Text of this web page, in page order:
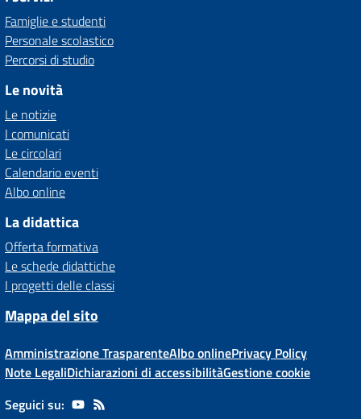
Famiglie e studenti
Personale scolastico
Percorsi di studio
Le novità
Le notizie
I comunicati
Le circolari
Calendario eventi
Albo online
La didattica
Offerta formativa
Le schede didattiche
I progetti delle classi
Mappa del sito
Amministrazione TrasparenteAlbo onlinePrivacy Policy
Note LegaliDichiarazioni di accessibilitàGestione cookie
Seguici su: